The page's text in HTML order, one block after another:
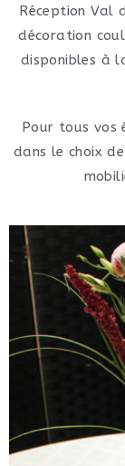
Réception Val
décoration
disponibles à
Pour tous vos
dans le choix